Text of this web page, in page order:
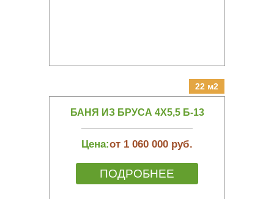
22 м2
БАНЯ ИЗ БРУСА 4Х5,5 Б-13
Цена:от 1 060 000 руб.
ПОДРОБНЕЕ